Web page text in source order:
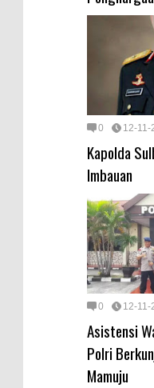
0 12-11-
Kapolda
Imbauan
0 12-11-
Asistensi
Polri
Mamuju